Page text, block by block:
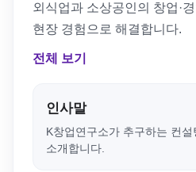
외식업과 소상공인의 창업·
현장 경험으로 해결합니다.
전체 보기
인사말
K창업연구소가 추구하는 컨
소개합니다.